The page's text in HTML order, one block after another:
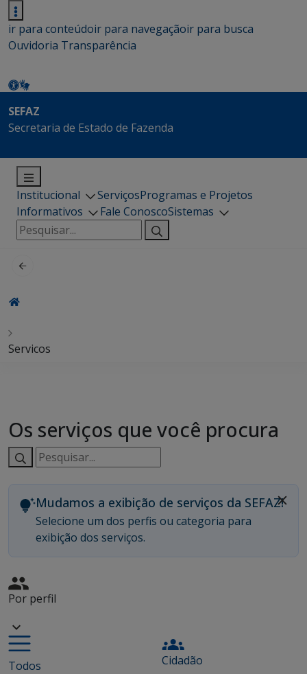
ir para conteúdoir para navegaçãoir para busca
Ouvidoria Transparência
SEFAZ
Secretaria de Estado de Fazenda
Institucional ServiçosProgramas e Projetos
Informativos
Fale ConoscoSistemas
Pesquisar
por:
Servicos
Os serviços que você procura
Pesquisar
serviços:
Mudamos a exibição de serviços da SEFAZ!
Selecione um dos perfis ou categoria para
exibição dos serviços.
Por perfil
Todos Cidadão